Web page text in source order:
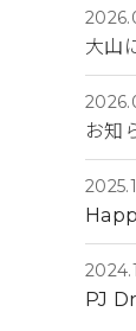
大山
お知
PJ